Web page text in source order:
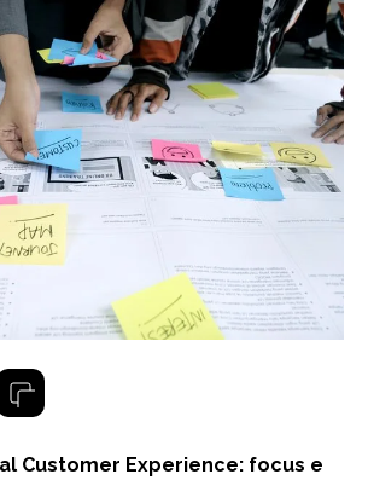
Customer Experience: focus e